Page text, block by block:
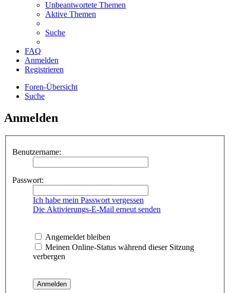
Unbeantwortete Themen
Aktive Themen
Suche
FAQ
Anmelden
Registrieren
Foren-Übersicht
Suche
Anmelden
Benutzername:
Passwort:
Ich habe mein Passwort vergessen
Die Aktivierungs-E-Mail erneut senden
Angemeldet bleiben
Meinen Online-Status während dieser Sitzung
verbergen